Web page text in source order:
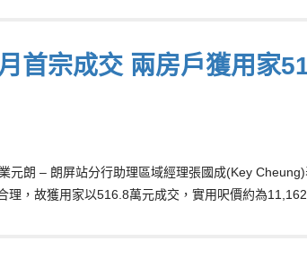
首宗成交 兩房戶獲用家
元朗 – 朗屏站分行助理區域經理張國成(Key
理，故獲用家以516.8萬元成交，實用呎價約為